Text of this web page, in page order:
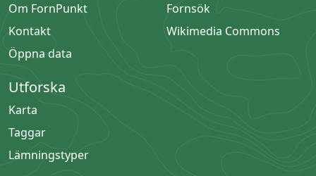
Om FornPunkt
Kontakt
Öppna data
Fornsök
Wikimedia Commons
Utforska
Karta
Taggar
Lämningstyper